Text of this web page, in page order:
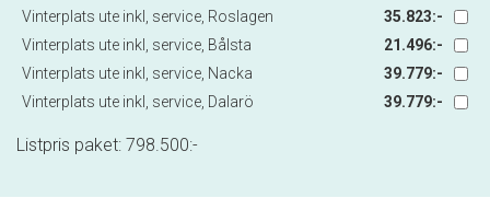
Vinterplats ute inkl, service, Roslagen
35.823:-
Vinterplats ute inkl, service, Bålsta
21.496:-
Vinterplats ute inkl, service, Nacka
39.779:-
Vinterplats ute inkl, service, Dalarö
39.779:-
Listpris paket: 798.500:-